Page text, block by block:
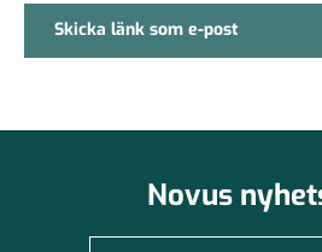
Skicka länk som e-post
Novus